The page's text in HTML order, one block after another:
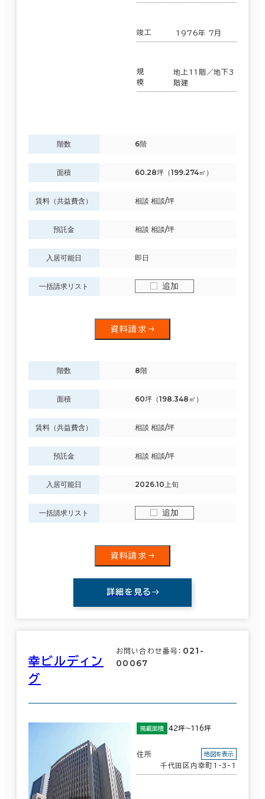
竣工 1976年 7月
規
模
地上11階／地下3
階建
階数 6階
面積 60.28坪（199.274㎡）
賃料（共益費含） 相談 相談/坪
預託金 相談 相談/坪
入居可能日 即日
一括請求リスト 追加
資料請求
階数 8階
面積 60坪（198.348㎡）
賃料（共益費含） 相談 相談/坪
預託金 相談 相談/坪
入居可能日 2026.10上旬
一括請求リスト 追加
資料請求
詳細を見る
幸ビルディン
グ
お問い合わせ番号： 021-
00067
掲載面積 42坪～116坪
住所
千代田区内幸町1-3-1
地図を表示
千代田区 (715)
渋谷区 (290)
条件で絞り込む
面積選択